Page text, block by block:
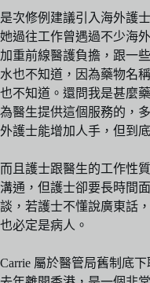
是次修例建議引入海外護
她過往工作曾遇過不少海
加重前線醫護負擔，跟一
水也不知道，因為藥物名
也不知道。還問我是甚麼
為醫生提供這個服務的，
外護士能增加人手，但到
而且護士跟醫生的工作性
溝通，但護士卻要長時間
談，若護士不懂說廣東話
也必定是病人。
Carrie 屬於醫管局舊制底